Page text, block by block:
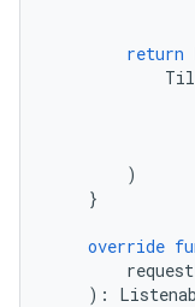
return
)
}
override
):